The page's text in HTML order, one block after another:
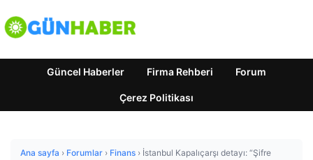
Güncel Haberler Firma Rehberi Forum
Çerez Politikası
Ana sayfa › Forumlar › Finans › İstanbul Kapalıçarşı detayı: “Şifre